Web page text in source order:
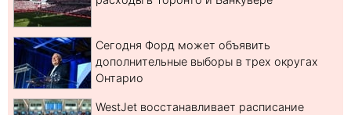
Сегодня Форд может объявить
дополнительные выборы в трех округах
Онтарио
WestJet восстанавливает расписание